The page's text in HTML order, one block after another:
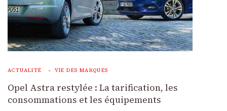
ACTUALITÉ VIE DES MARQUES
Opel Astra restylée : La tarification, les
consommations et les équipements